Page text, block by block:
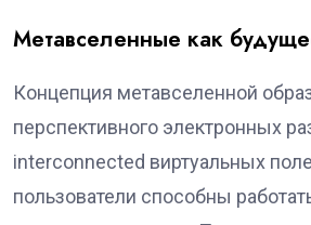
Метавселенные как
Концепция метавселенной
перспективного электронных
interconnected виртуальных
пользователи способны